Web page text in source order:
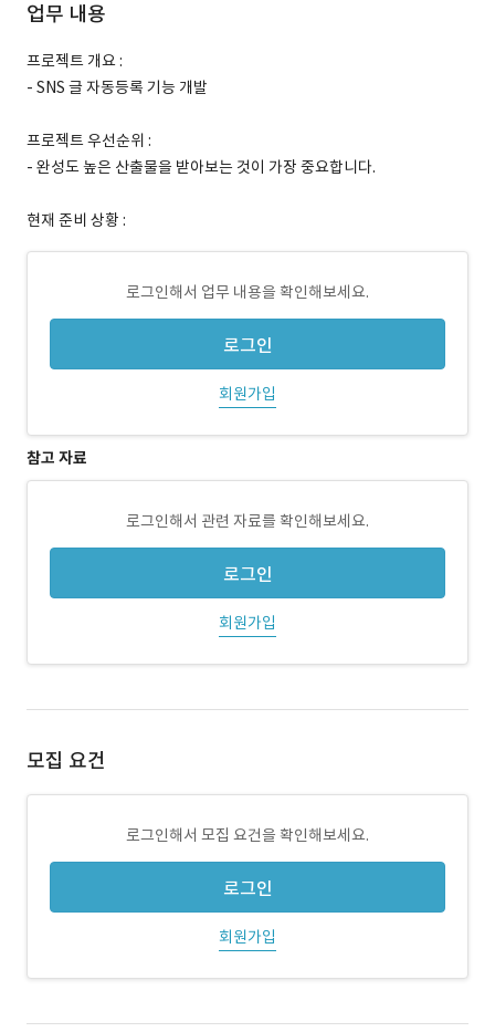
업무 내용
프로젝트 개요 :
- SNS 글 자동등록 기능 개발
프로젝트 우선순위 :
- 완성도 높은 산출물을 받아보는 것이 가장 중요합니다.
현재 준비 상황 :
로그인해서 업무 내용을 확인해보세요.
로그인
회원가입
참고 자료
로그인해서 관련 자료를 확인해보세요.
로그인
회원가입
모집 요건
로그인해서 모집 요건을 확인해보세요.
로그인
회원가입